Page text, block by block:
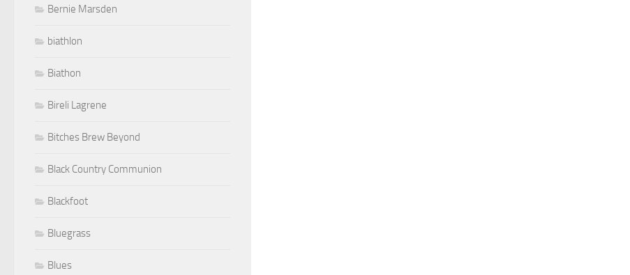
Bernie Marsden
biathlon
Biathon
Bireli Lagrene
Bitches Brew Beyond
Black Country Communion
Blackfoot
Bluegrass
Blues